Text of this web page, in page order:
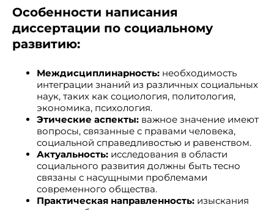
Особенности написания
диссертации по социальному
развитию:
Междисциплинарность: необходимость
интеграции знаний из различных социальных
наук, таких как социология, политология,
экономика, психология.
Этические аспекты: важное значение имеют
вопросы, связанные с правами человека,
социальной справедливостью и равенством.
Актуальность: исследования в области
социального развития должны быть тесно
связаны с насущными проблемами
современного общества.
Практическая направленность: изыскания